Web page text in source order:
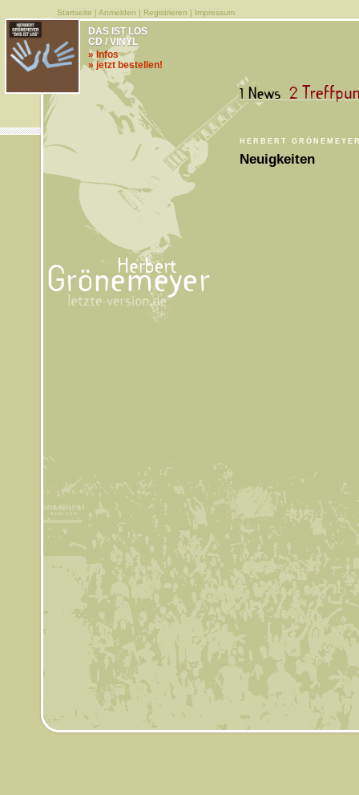
Startseite | Anmelden | Registrieren | Impressum
HERBERT
Neuigkeiten
DAS IST LOS
CD / VINYL
» Infos
» jetzt bestellen!